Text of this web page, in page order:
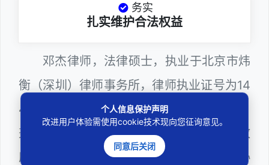
务实
扎实维护合法权益
邓杰律师，法律硕士，执业于北京市炜
衡（深圳）律师事务所，律师执业证号为14
403201810022100。邓杰律师现（或曾）
兼任深圳市人民政府听证员、深圳市某区政
府部门公职律师，邓杰律师十分熟悉婚前协
个人信息保护声明
改进用户体验需使用cookie技术现向您征询意见。
同意后关闭